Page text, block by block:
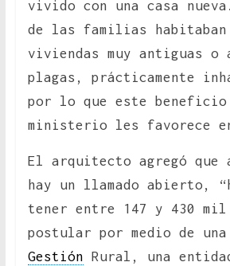
vivido con una casa
de las familias habitaban
viviendas muy antiguas o
plagas, prácticamente
por lo que este beneficio
ministerio les favorece
El arquitecto agregó que
hay un llamado abierto,
tener entre 147 y 430 mil
postular por medio de
Gestión Rural, una